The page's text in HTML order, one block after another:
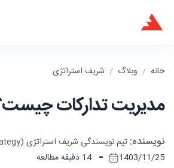
خانه / وبلاگ / شریف استراتژی
مدیریت تدارکات
نویسنده: تیم نویسندگی شریف استراتژی (Sharif Strategy)
1403/11/25
- 14 دقیقه مطالعه